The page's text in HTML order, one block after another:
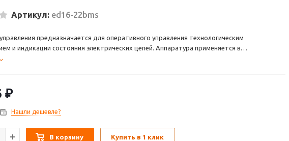
Артикул: ed16-22bms
предназначается для оперативного управления технологическим
и индикации состояния электрических цепей. Аппаратура применяется в
цепях переменного тока частотой 50/60 Гц с напряжением до 660 В и постоянным
п.
₽
Нашли дешевле?
В корзину Купить в 1 клик